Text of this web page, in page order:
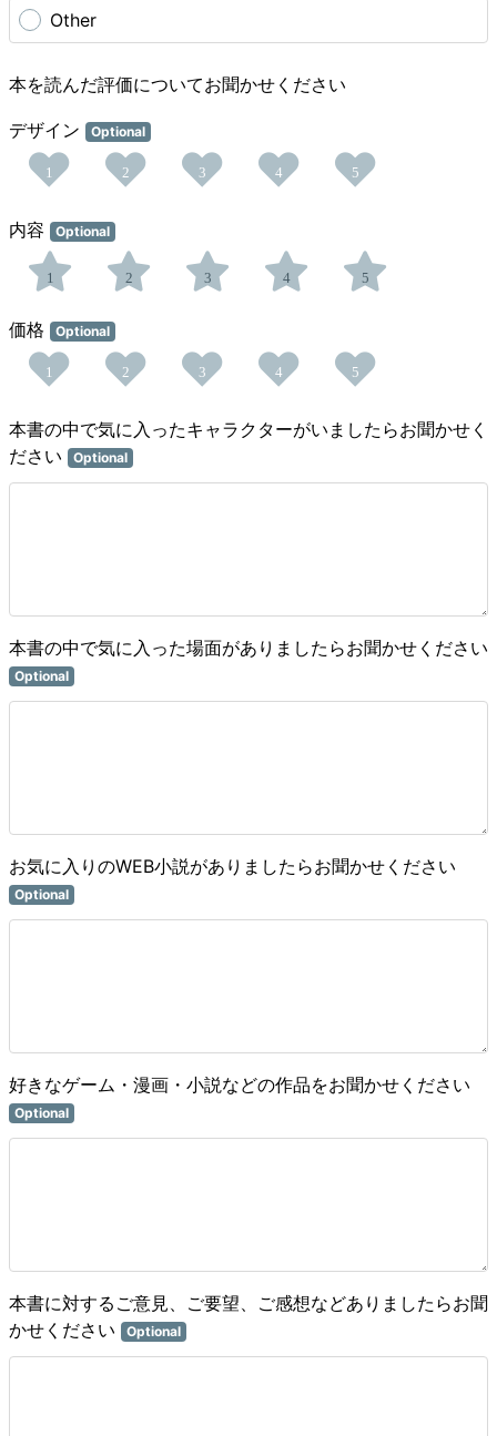
Other
本を読んだ評価についてお聞かせください
デザイン Optional
1 2 3 4 5
内容 Optional
1 2 3 4 5
価格 Optional
1 2 3 4 5
本書の中で気に入ったキャラクターがいましたらお聞かせく
ださい
Optional
本書の中で気に入った場面がありましたらお聞かせください
Optional
お気に入りのWEB小説がありましたらお聞かせください
Optional
好きなゲーム・漫画・小説などの作品をお聞かせください
Optional
本書に対するご意見、ご要望、ご感想などありましたらお聞
かせください
Optional